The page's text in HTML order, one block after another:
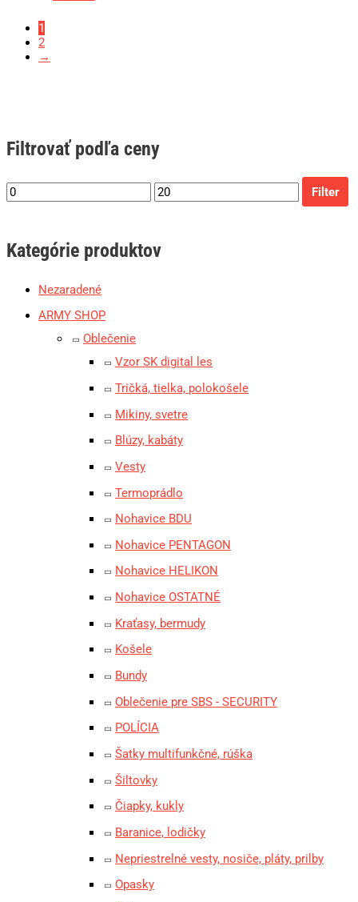
Filtrovať podľa ceny
Filter
Kategórie produktov
Nezaradené
ARMY SHOP
Oblečenie
Vzor SK digital les
Tričká, tielka, polokošele
Mikiny, svetre
Blúzy, kabáty
Vesty
Termoprádlo
Nohavice BDU
Nohavice PENTAGON
Nohavice HELIKON
Nohavice OSTATNÉ
Kraťasy, bermudy
Košele
Bundy
Oblečenie pre SBS - SECURITY
POLÍCIA
Šatky multifunkčné, rúška
Šiltovky
Čiapky, kukly
Baranice, lodičky
Nepriestrelné vesty, nosiče, pláty, prilby
Opasky
1
2
→